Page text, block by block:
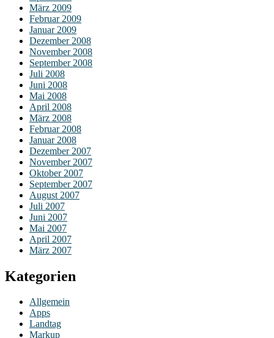
März 2009
Februar 2009
Januar 2009
Dezember 2008
November 2008
September 2008
Juli 2008
Juni 2008
Mai 2008
April 2008
März 2008
Februar 2008
Januar 2008
Dezember 2007
November 2007
Oktober 2007
September 2007
August 2007
Juli 2007
Juni 2007
Mai 2007
April 2007
März 2007
Kategorien
Allgemein
Apps
Landtag
Markup